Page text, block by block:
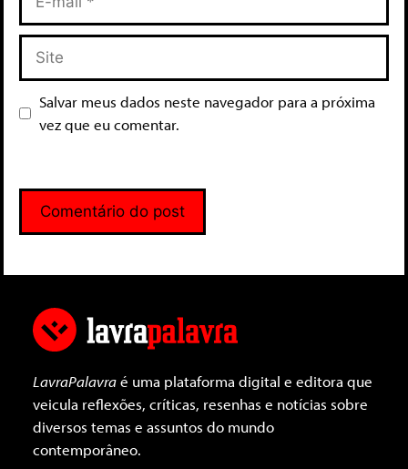
Salvar meus dados neste navegador para a próxima
vez que eu comentar.
LavraPalavraé uma plataforma digital e editora que
veicula reflexões, críticas, resenhas e notícias sobre
diversos temas e assuntos do mundo
contemporâneo.